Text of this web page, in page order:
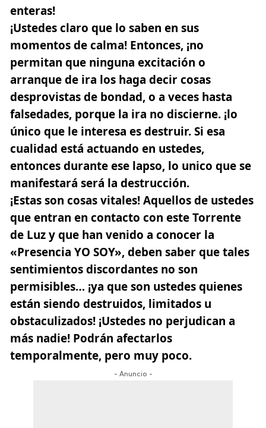
enteras!
¡Ustedes claro que lo saben en sus
momentos de calma! Entonces, ¡no
permitan que ninguna excitación o
arranque de ira los haga decir cosas
desprovistas de bondad, o a veces hasta
falsedades, porque la ira no discierne. ¡lo
único que le interesa es destruir. Si esa
cualidad está actuando en ustedes,
entonces durante ese lapso, lo unico que se
manifestará será la destrucción.
¡Estas son cosas vitales! Aquellos de ustedes
que entran en contacto con este Torrente
de Luzy que han venido a conocer la
«Presencia YO SOY»,deben saber que tales
sentimientos discordantes no son
permisibles… ¡ya que son ustedes quienes
están siendo destruidos, limitados u
obstaculizados! ¡Ustedes no perjudican a
más nadie! Podrán afectarlos
temporalmente, pero muy poco.
- Anuncio -